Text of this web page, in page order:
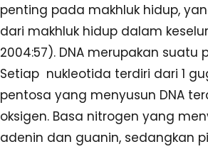
penting pada makhluk hidup,
dari makhluk hidup dalam
2004:57). DNA merupakan
Setiap nukleotida terdiri dari 1
pentosa yang menyusun DNA
oksigen. Basa nitrogen yang
adenin dan guanin, sedangkan